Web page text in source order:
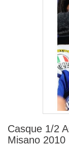
Casque 1/2
Misano 2010